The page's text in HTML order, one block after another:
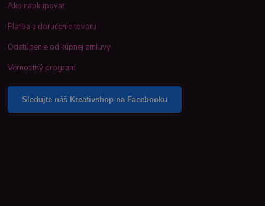
Ako napkupovať
Platba a doručenie tovaru
Odstúpenie od kúpnej zmluvy
Vernostný program
Sledujte náš Kreativshop na Facebooku